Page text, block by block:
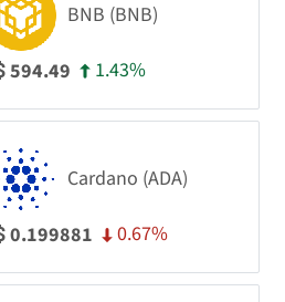
BNB (BNB)
594.49 1.43%
Cardano (ADA)
0.199881 0.67%